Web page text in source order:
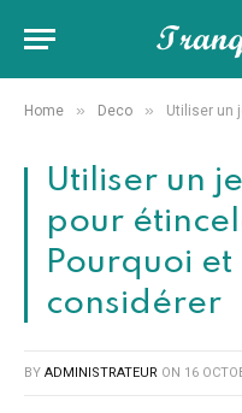
Home » Deco » Utiliser un jet de
Utiliser un
pour
Pourquoi
considérer
BY ADMINISTRATEUR ON 16